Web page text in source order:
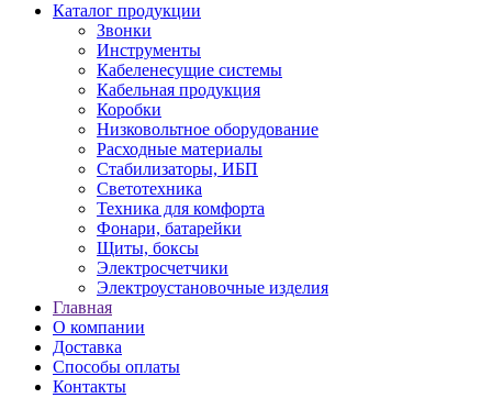
Каталог продукции
Звонки
Инструменты
Кабеленесущие системы
Кабельная продукция
Коробки
Низковольтное оборудование
Расходные материалы
Стабилизаторы, ИБП
Светотехника
Техника для комфорта
Фонари, батарейки
Щиты, боксы
Электросчетчики
Электроустановочные изделия
Главная
О компании
Доставка
Способы оплаты
Контакты